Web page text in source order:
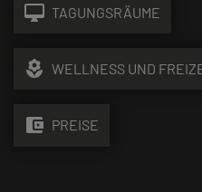
desktop_mac TAGUNGSRÄUME
local_florist WELLNESS UND
account_balance_wallet PREISE